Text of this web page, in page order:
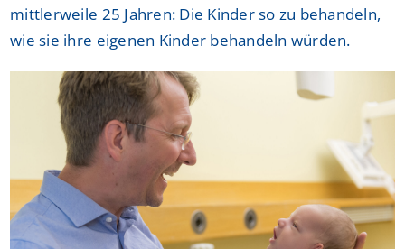
mittlerweile 25 Jahren: Die Kinder so zu behandeln,
wie sie ihre eigenen Kinder behandeln würden.